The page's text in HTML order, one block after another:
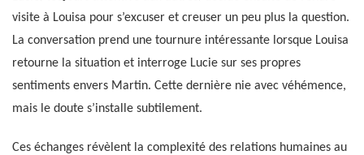
visite à Louisa pour s’excuser et creuser un peu plus la question.
La conversation prend une tournure intéressante lorsque Louisa
retourne la situation et interroge Lucie sur ses propres
sentiments envers Martin. Cette dernière nie avec véhémence,
mais le doute s’installe subtilement.
Ces échanges révèlent la complexité des relations humaines au